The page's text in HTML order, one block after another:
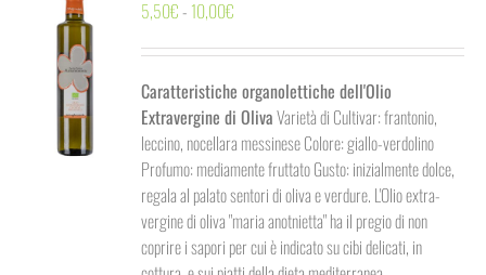
5,50€- 10,00€
prezzo:
da
5,50€
a
10,00€
Caratteristiche organolettiche dell'Olio
Extravergine di OlivaVarietà di Cultivar: frantonio,
leccino, nocellara messinese Colore: giallo-verdolino
Profumo: mediamente fruttato Gusto: inizialmente dolce,
regala al palato sentori di oliva e verdure. L'Olio extra-
vergine di oliva "maria anotnietta" ha il pregio di non
coprire i sapori per cui è indicato su cibi delicati, in